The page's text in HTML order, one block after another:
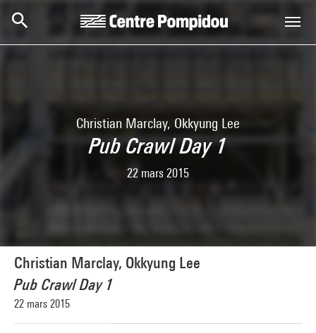
Christian Marclay, Okkyung Lee
Pub Crawl Day 1
22 mars 2015
Christian Marclay, Okkyung Lee
Pub Crawl Day 1
22 mars 2015